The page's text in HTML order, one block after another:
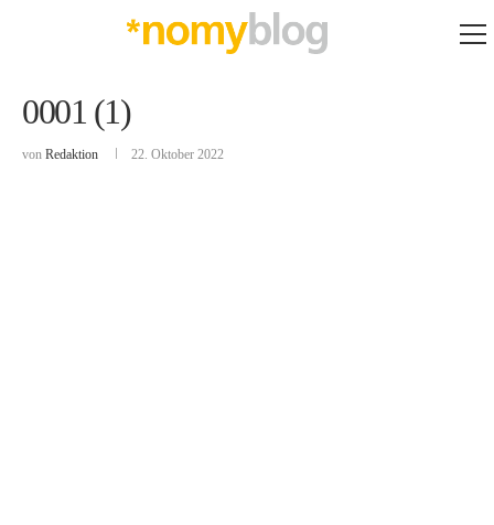
0001 (1)
von Redaktion 22. Oktober 2022